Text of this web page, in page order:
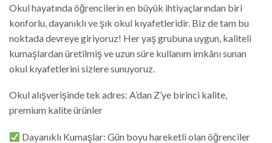
Okul hayatında öğrencilerin en büyük ihtiyaçlarından biri
konforlu, dayanıklı ve şık okul kıyafetleridir. Biz de tam bu
noktada devreye giriyoruz! Her yaş grubuna uygun, kaliteli
kumaşlardan üretilmiş ve uzun süre kullanım imkânı sunan
okul kıyafetlerini sizlere sunuyoruz.
Okul alışverişinde tek adres: A’dan Z’ye birinci kalite,
premium kalite ürünler
Dayanıklı Kumaşlar: Gün boyu hareketli olan öğrenciler